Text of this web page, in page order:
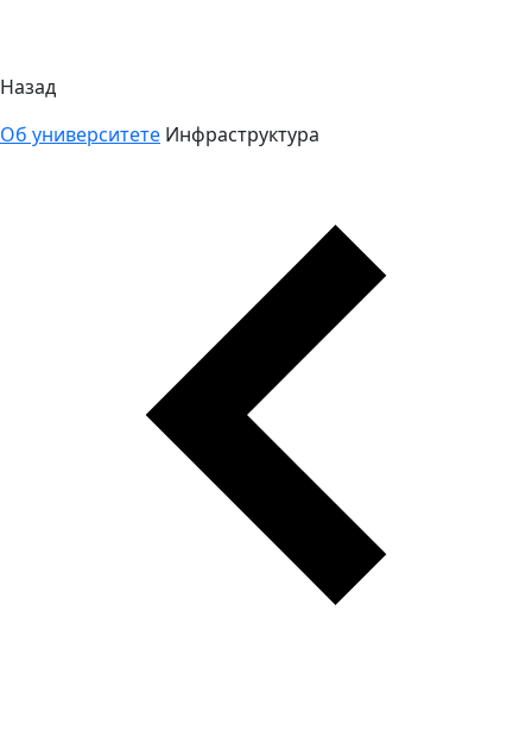
Назад
Об университете Инфраструктура